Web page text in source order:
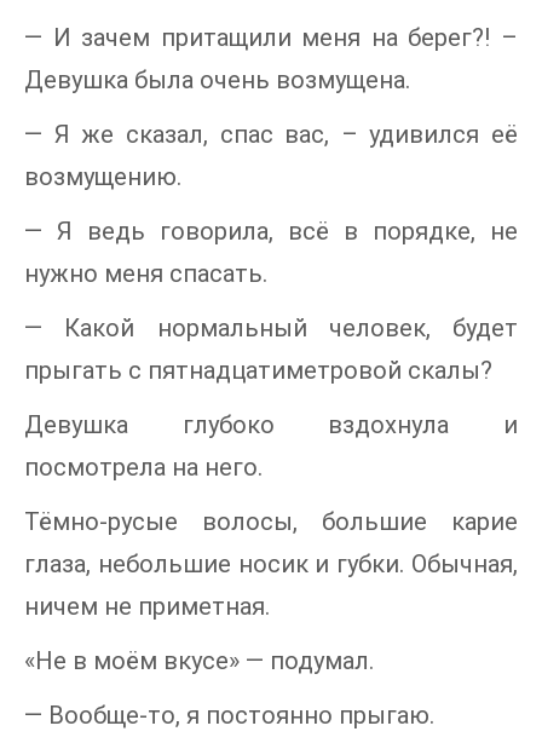
— И зачем притащили меня на берег?! –
Девушка была очень возмущена.
— Я же сказал, спас вас, – удивился её
возмущению.
— Я ведь говорила, всё в порядке, не
нужно меня спасать.
— Какой нормальный человек, будет
прыгать с пятнадцатиметровой скалы?
Девушка глубоко вздохнула и
посмотрела на него.
Тёмно-русые волосы, большие карие
глаза, небольшие носик и губки. Обычная,
ничем не приметная.
«Не в моём вкусе» — подумал.
— Вообще-то, я постоянно прыгаю.